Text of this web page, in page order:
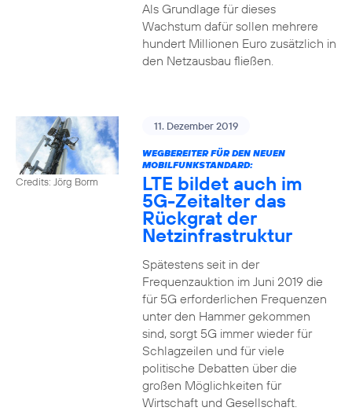
Als Grundlage für dieses
Wachstum dafür sollen mehrere
hundert Millionen Euro zusätzlich in
den Netzausbau fließen.
Credits: Jörg Borm
11. Dezember 2019
WEGBEREITER FÜR DEN NEUEN
MOBILFUNKSTANDARD:
LTE bildet auch im
5G-Zeitalter das
Rückgrat der
Netzinfrastruktur
Spätestens seit in der
Frequenzauktion im Juni 2019 die
für 5G erforderlichen Frequenzen
unter den Hammer gekommen
sind, sorgt 5G immer wieder für
Schlagzeilen und für viele
politische Debatten über die
großen Möglichkeiten für
Wirtschaft und Gesellschaft.